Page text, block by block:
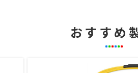
おすすめ